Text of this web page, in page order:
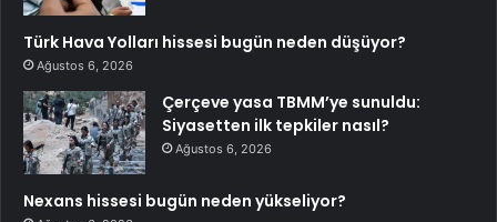
Türk Hava Yolları hissesi bugün neden düşüyor?
Ağustos 6, 2026
Çerçeve yasa TBMM’ye sunuldu:
Siyasetten ilk tepkiler nasıl?
Ağustos 6, 2026
Nexans hissesi bugün neden yükseliyor?